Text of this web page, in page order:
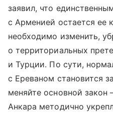
заявил, что
с Арменией остается ее
необходимо изменить,
о территориальных
и Турции. По сути,
с Ереваном становится
меняйте основной
Анкара методично